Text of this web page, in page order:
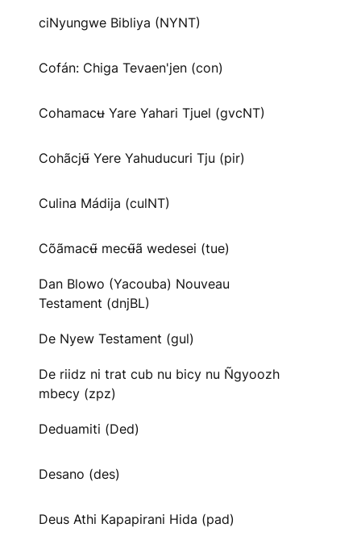
ciNyungwe Bibliya (NYNT)
Cofán: Chiga Tevaen'jen (con)
Cohamacʉ Yare Yahari Tjuel (gvcNT)
Cohãcjʉ̃ Yere Yahuducuri Tju (pir)
Culina Mádija (culNT)
Cõãmacʉ̃ mecʉ̃ã wedesei (tue)
Dan Blowo (Yacouba) Nouveau
Testament (dnjBL)
De Nyew Testament (gul)
De riidz ni trat cub nu bicy nu Ñgyoozh
mbecy (zpz)
Deduamiti (Ded)
Desano (des)
Deus Athi Kapapirani Hida (pad)